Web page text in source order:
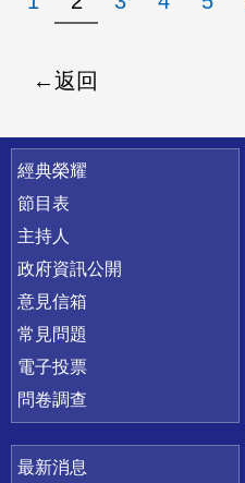
返回
快速連結
經典榮耀
節目表
主持人
政府資訊公開
意見信箱
常見問題
電子投票
問卷調查
最新消息